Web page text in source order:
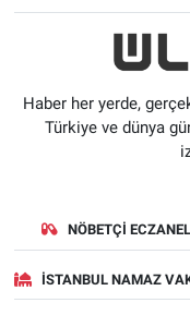
Haber her yerde,
Türkiye ve dünya
NÖBETÇI
İSTANBUL NAMAZ